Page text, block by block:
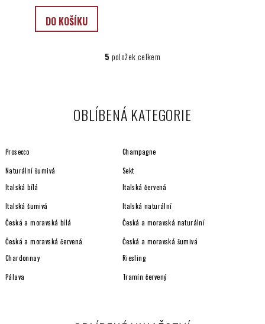
DO KOŠÍKU
O
d
í
p
r
k
y
v
ý
p
i
5 položek celkem
OBLÍBENÁ KATEGORIE
Prosecco Champagne
Naturální šumivá
Sekt
Italská bílá
Italská červená
Italská šumivá
Italská naturální
Česká a moravská bílá
Česká a moravská naturální
Česká a moravská červená
Česká a moravská šumivá
Chardonnay
Riesling
Pálava Tramín červený